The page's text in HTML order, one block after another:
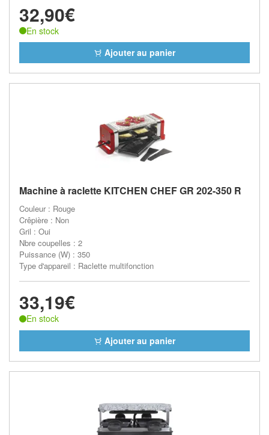
32,90€
En stock
Ajouter au panier
Machine à raclette KITCHEN CHEF GR 202-350 R
Couleur : Rouge
Crêpière : Non
Gril : Oui
Nbre coupelles : 2
Puissance (W) : 350
Type d'appareil : Raclette multifonction
33,19€
En stock
Ajouter au panier